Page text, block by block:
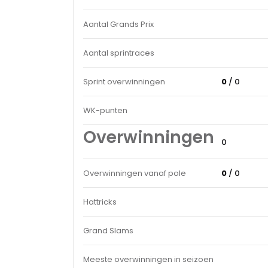
Aantal Grands Prix
Aantal sprintraces
Sprint overwinningen 0 / 0
WK-punten
Overwinningen 0
Overwinningen vanaf pole 0 / 0
Hattricks
Grand Slams
Meeste overwinningen in seizoen